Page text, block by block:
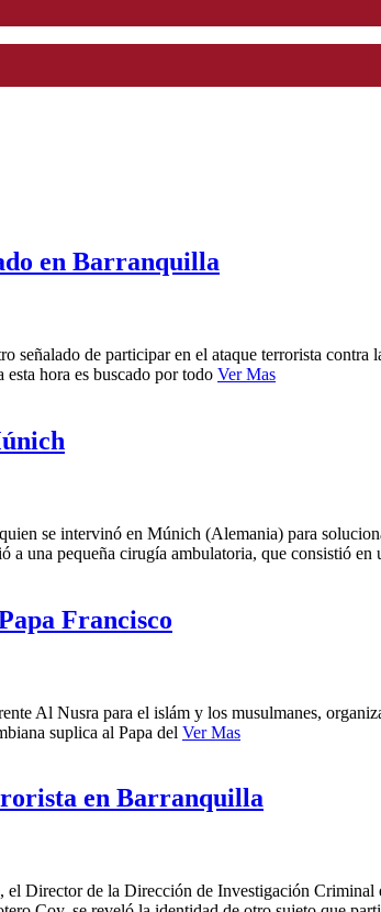
en Barranquilla
de participar en el ataque terrorista
hora es buscado por todo Ver Mas
se intervinó en Múnich (Alemania) para
una pequeña cirugía ambulatoria, que consistió
Francisco
Al Nusra para el islám y los musulmanes,
suplica al Papa del Ver Mas
en Barranquilla
Director de la Dirección de Investigación